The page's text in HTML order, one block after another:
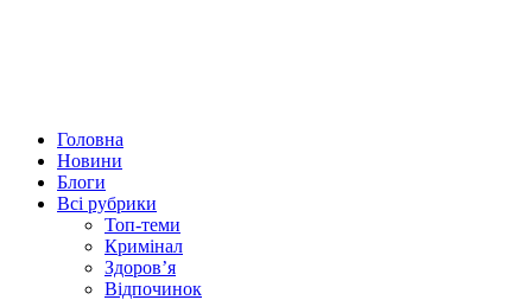
Головна
Новини
Блоги
Всі рубрики
Топ-теми
Кримінал
Здоров’я
Відпочинок